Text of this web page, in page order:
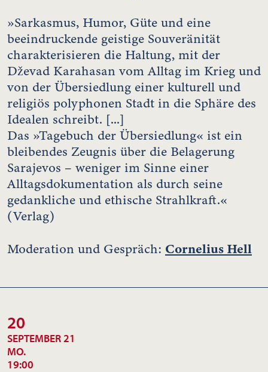
»Sarkasmus, Humor, Güte und eine
beeindruckende geistige Souveränität
charakterisieren die Haltung, mit der
Dževad Karahasan vom Alltag im Krieg und
von der Übersiedlung einer kulturell und
religiös polyphonen Stadt in die Sphäre des
Idealen schreibt. [...]
Das »Tagebuch der Übersiedlung« ist ein
bleibendes Zeugnis über die Belagerung
Sarajevos – weniger im Sinne einer
Alltagsdokumentation als durch seine
gedankliche und ethische Strahlkraft.«
(Verlag)
Moderation und Gespräch: Cornelius Hell
20
SEPTEMBER 21
MO.
19:00